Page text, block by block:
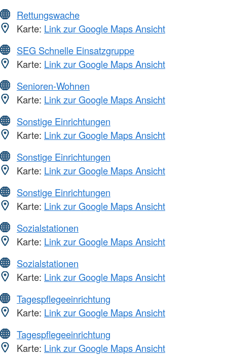
Rettungswache
Karte: Link zur Google Maps Ansicht
SEG Schnelle Einsatzgruppe
Karte: Link zur Google Maps Ansicht
Senioren-Wohnen
Karte: Link zur Google Maps Ansicht
Sonstige Einrichtungen
Karte: Link zur Google Maps Ansicht
Sonstige Einrichtungen
Karte: Link zur Google Maps Ansicht
Sonstige Einrichtungen
Karte: Link zur Google Maps Ansicht
Sozialstationen
Karte: Link zur Google Maps Ansicht
Sozialstationen
Karte: Link zur Google Maps Ansicht
Tagespflegeeinrichtung
Karte: Link zur Google Maps Ansicht
Tagespflegeeinrichtung
Karte: Link zur Google Maps Ansicht